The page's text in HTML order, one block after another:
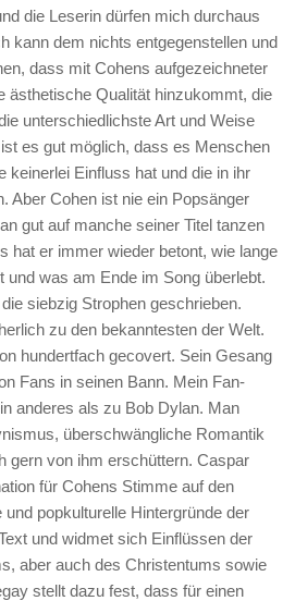
die Leserin dürfen mich durchaus
kann dem nichts entgegenstellen und
dass mit Cohens aufgezeichneter
ästhetische Qualität hinzukommt, die
unterschiedlichste Art und Weise
es gut möglich, dass es Menschen
keinerlei Einfluss hat und die in ihr
Aber Cohen ist nie ein Popsänger
gut auf manche seiner Titel tanzen
hat er immer wieder betont, wie lange
und was am Ende im Song überlebt.
die siebzig Strophen geschrieben.
zu den bekanntesten der Welt.
hundertfach gecovert. Sein Gesang
Fans in seinen Bann. Mein Fan-
anderes als zu Bob Dylan. Man
überschwängliche Romantik
gern von ihm erschüttern. Caspar
für Cohens Stimme auf den
popkulturelle Hintergründe der
und widmet sich Einflüssen der
aber auch des Christentums sowie
stellt dazu fest, dass für einen